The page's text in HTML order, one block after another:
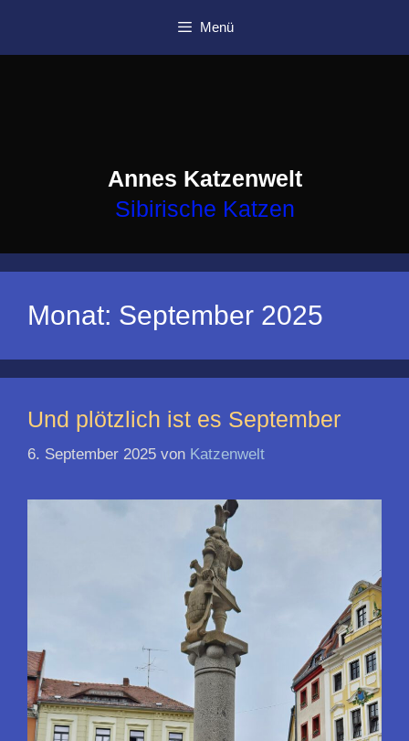
springen
Menü
Annes Katzenwelt
Sibirische Katzen
Monat: September 2025
Und plötzlich ist es September
6. September 2025 von Katzenwelt